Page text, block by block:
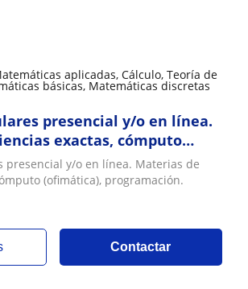
aplicadas, Cálculo, Teoría de
básicas, Matemáticas discretas
presencial y/o en línea.
exactas, cómputo
presencial y/o en línea. Materias de
(ofimática), programación.
Contactar